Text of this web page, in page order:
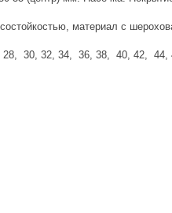
материал с
30, 32, 34, 36, 38, 40, 42, 44,